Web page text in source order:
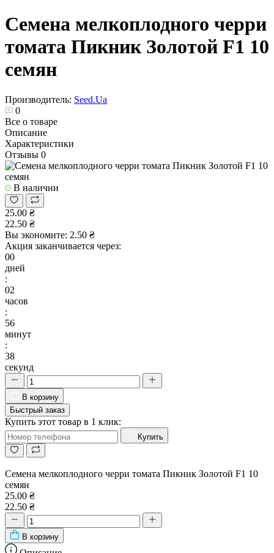
Семена мелкоплодного черри
томата Пикник Золотой F1 10
семян
Производитель: Seed.Ua
0
Все о товаре
Описание
Характеристики
Отзывы 0
В наличии
25.00 ₴
22.50 ₴
Вы экономите: 2.50 ₴
Акция заканчивается через:
00
дней
:
02
часов
:
56
минут
:
38
секунд
В корзину
Быстрый заказ
Купить этот товар в 1 клик:
Купить
Семена мелкоплодного черри томата Пикник Золотой F1 10
семян
25.00 ₴
22.50 ₴
В корзину